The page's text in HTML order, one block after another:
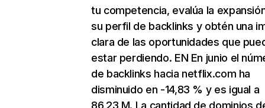
tu competencia, evalúa la
su perfil de backlinks y obtén una
clara de las oportunidades que
estar perdiendo. EN En junio el
de backlinks hacia netflix.com ha
disminuido en -14,83 % y es igual a
86,23 M. La cantidad de dominios